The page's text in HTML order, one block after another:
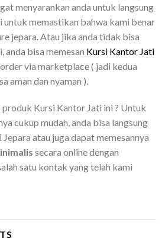
menyarankan anda untuk langsung
memastikan bahwa kami benar
jepara. Atau jika anda tidak bisa
anda bisa memesan Kursi Kantor Jati
via marketplace ( jadi kedua
aman dan nyaman ).
Kursi Kantor Jati ini ? Untuk
cukup mudah, anda bisa langsung
atau juga dapat memesannya
secara online dengan
satu kontak yang telah kami